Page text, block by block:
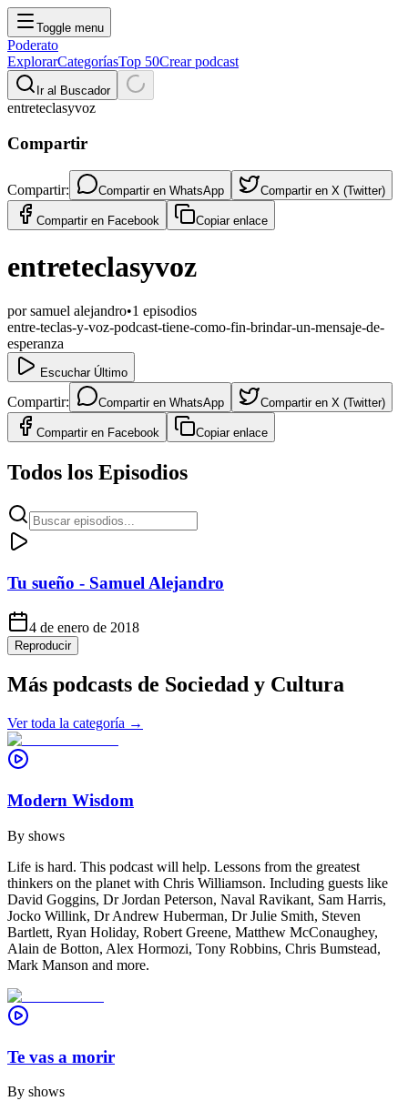
Toggle menu
Poderato
ExplorarCategoríasTop 50Crear podcast
Ir al Buscador
entreteclasyvoz
Compartir
Compartir: Compartir en WhatsApp Compartir en X (Twitter)
Compartir en Facebook Copiar enlace
entreteclasyvoz
porsamuel alejandro•1 episodios
entre-teclas-y-voz-podcast-tiene-como-fin-brindar-un-mensaje-de-
esperanza
Escuchar Último
Compartir: Compartir en WhatsApp Compartir en X (Twitter)
Compartir en Facebook Copiar enlace
Todos los Episodios
Tu sueño - Samuel Alejandro
4 de enero de 2018
Reproducir
Más podcasts de Sociedad y Cultura
Ver toda la categoría →
Modern Wisdom
By shows
Life is hard. This podcast will help. Lessons from the greatest
thinkers on the planet with Chris Williamson. Including guests like
David Goggins, Dr Jordan Peterson, Naval Ravikant, Sam Harris,
Jocko Willink, Dr Andrew Huberman, Dr Julie Smith, Steven
Bartlett, Ryan Holiday, Robert Greene, Matthew McConaughey,
Alain de Botton, Alex Hormozi, Tony Robbins, Chris Bumstead,
Mark Manson and more.
Te vas a morir
By shows